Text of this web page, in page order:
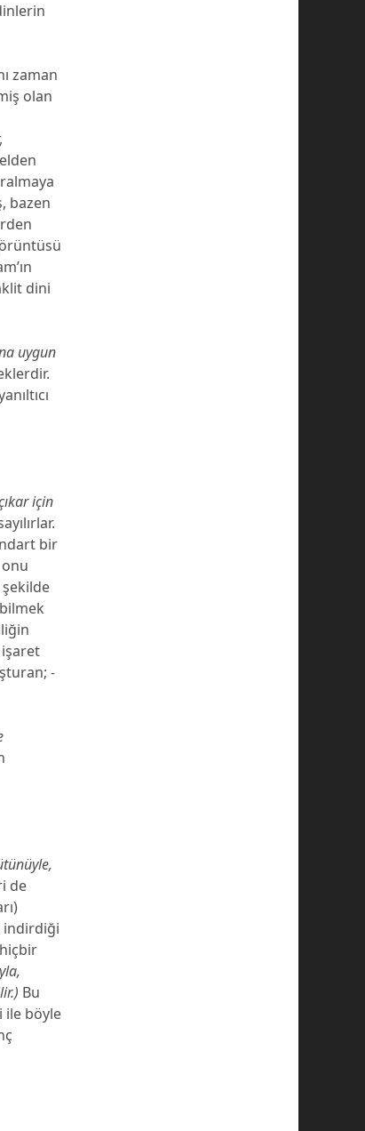
zaman
olan
bazen
dini
uygun
için
bir
onu
işaret
-
de
indirdiği
Bu
ile böyle